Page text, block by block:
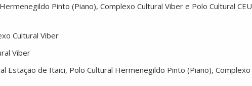
Pinto (Piano), Complexo Cultural Viber e Polo Cultural CEU
Cultural Viber
Viber
Estação de Itaici, Polo Cultural Hermenegildo Pinto (Piano), Complexo